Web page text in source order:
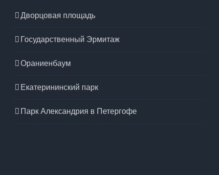
Дворцовая площадь
Государственный Эрмитаж
Ораниенбаум
Екатерининский парк
Парк Александрия в Петергофе